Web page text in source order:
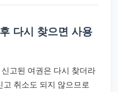
다시 찾으면 사용
고된 여권은 다시 찾더라
고 취소도 되지 않으므로